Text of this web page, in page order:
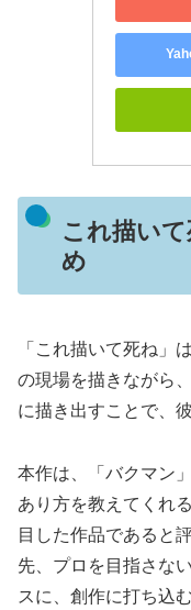
これ描い
め
「これ描いて死ね」
の現場を描きながら
に描き出すことで、
本作は、「バクマン
あり方を教えてくれ
目した作品であると
先、プロを目指さな
スに、創作に打ち込